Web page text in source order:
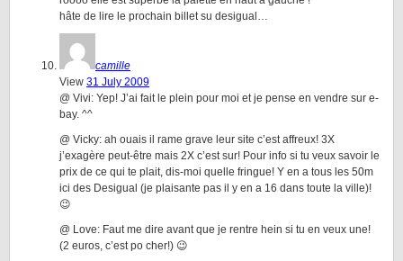
hâte de lire le prochain billet su desigual…
camille
View 31 July 2009
@ Vivi: Yep! J’ai fait le plein pour moi et je pense en vendre sur e-
bay. ^^
@ Vicky: ah ouais il rame grave leur site c’est affreux! 3X
j’exagère peut-être mais 2X c’est sur! Pour info si tu veux savoir le
prix de ce qui te plait, dis-moi quelle fringue! Y en a tous les 50m
ici des Desigual (je plaisante pas il y en a 16 dans toute la ville)!
😉
@ Love: Faut me dire avant que je rentre hein si tu en veux une!
(2 euros, c’est po cher!) 😉